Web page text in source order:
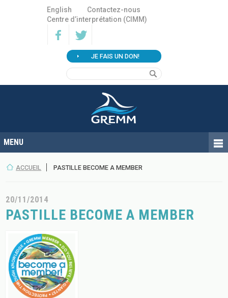
English
Contactez-nous
Centre d’interprétation (CIMM)
JE FAIS UN DON!
ACCUEIL PASTILLE BECOME A MEMBER
20/11/2014
PASTILLE BECOME A MEMBER